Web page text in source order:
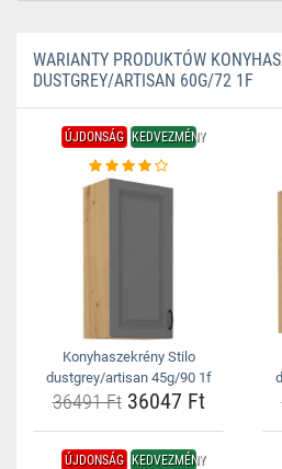
WARIANTY PRODUKTÓW
DUSTGREY/ARTISAN 60G/72 1F
ÚJDONSÁG KEDVEZMÉNY
Konyhaszekrény Stilo
dustgrey/artisan 45g/90 1f
36491 Ft36047 Ft
ÚJDONSÁG KEDVEZMÉNY